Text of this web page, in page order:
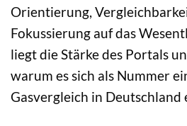
Orientierung,
Fokussierung auf das
liegt die Stärke des Portals
warum es sich als Nummer
Gasvergleich in